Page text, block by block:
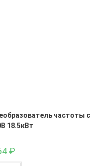
частоты с
18.5кВт
₽